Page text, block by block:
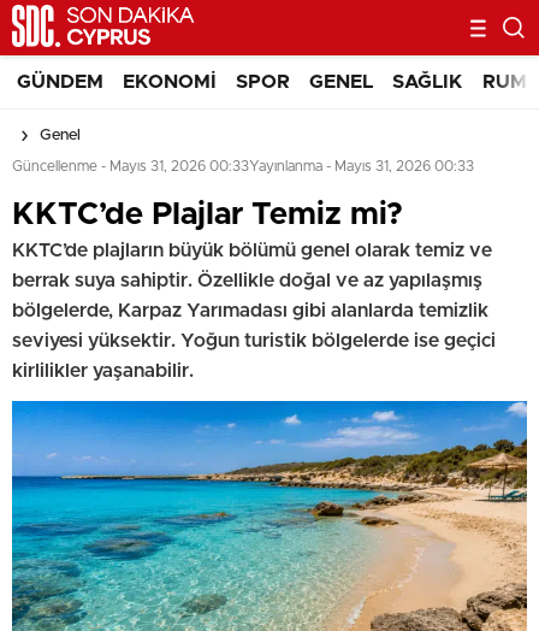
GÜNDEM EKONOMI SPOR GENEL SAĞLIK RUM
Genel
Güncellenme - Mayıs 31, 2026 00:33Yayınlanma - Mayıs 31, 2026 00:33
⁠⁠KKTC’de Plajlar Temiz mi?
KKTC’de plajların büyük bölümü genel olarak temiz ve
berrak suya sahiptir. Özellikle doğal ve az yapılaşmış
bölgelerde, Karpaz Yarımadası gibi alanlarda temizlik
seviyesi yüksektir. Yoğun turistik bölgelerde ise geçici
kirlilikler yaşanabilir.